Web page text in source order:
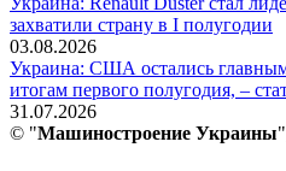
захватили страну в I полугодии
03.08.2026
Украина: США остались
итогам первого полугодия, –
31.07.2026
© "Машиностроение Украины